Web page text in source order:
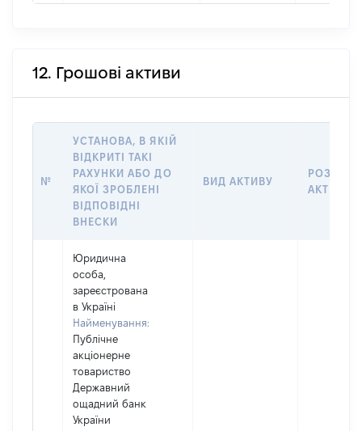
12. Грошові активи
№
УСТАНОВА, В ЯКІЙ
ВІДКРИТІ ТАКІ
РАХУНКИ АБО ДО
ЯКОЇ ЗРОБЛЕНІ
ВІДПОВІДНІ
ВНЕСКИ
ВИД АКТИВУ
РОЗМІР
АКТИВУ
Юридична
особа,
зареєстрована
в Україні
Найменування:
Публічне
акціонерне
товариство
Державний
ощадний банк
України